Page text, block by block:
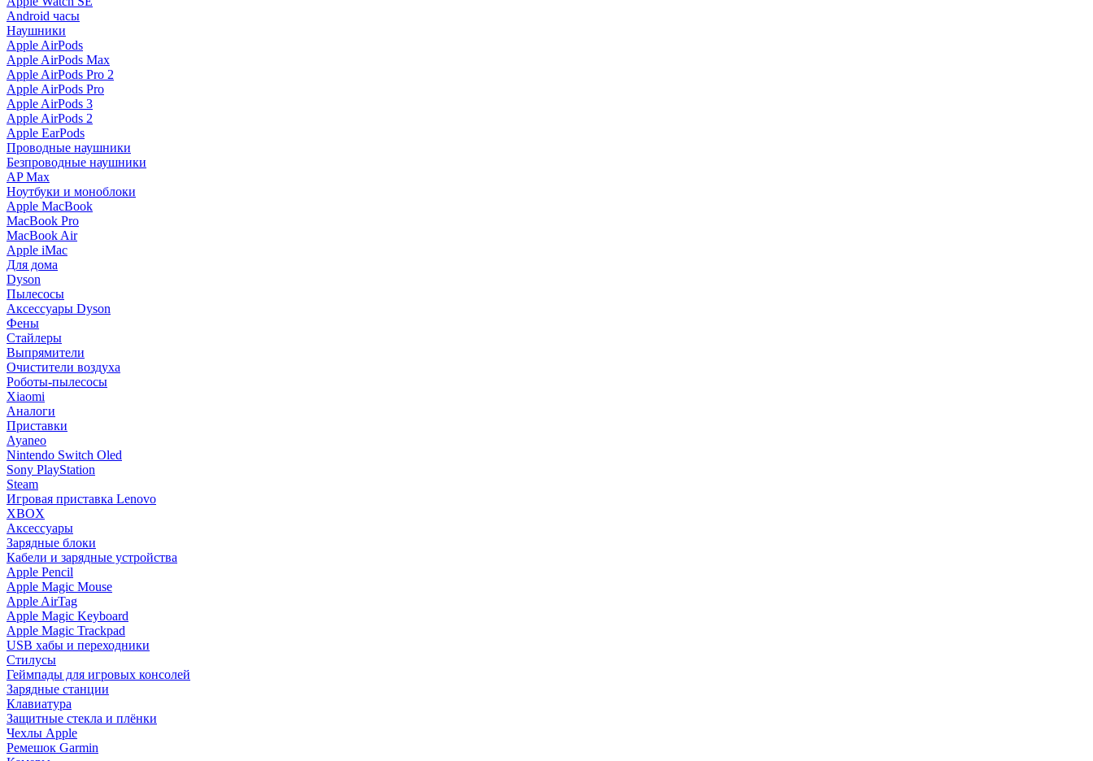
Android часы
Наушники
Apple AirPods
Apple AirPods Max
Apple AirPods Pro 2
Apple AirPods Pro
Apple AirPods 3
Apple AirPods 2
Apple EarPods
Проводные наушники
Безпроводные наушники
AP Max
Ноутбуки и моноблоки
Apple MacBook
MacBook Pro
MacBook Air
Apple iMac
Для дома
Dyson
Пылесосы
Аксессуары Dyson
Фены
Стайлеры
Выпрямители
Очистители воздуха
Роботы-пылесосы
Xiaomi
Аналоги
Приставки
Ayaneo
Nintendo Switch Oled
Sony PlayStation
Steam
Игровая приставка Lenovo
XBOX
Аксессуары
Зарядные блоки
Кабели и зарядные устройства
Apple Pencil
Apple Magic Mouse
Apple AirTag
Apple Magic Keyboard
Apple Magic Trackpad
USB хабы и переходники
Стилусы
Геймпады для игровых консолей
Зарядные станции
Клавиатура
Защитные стекла и плёнки
Чехлы Apple
Ремешок Garmin